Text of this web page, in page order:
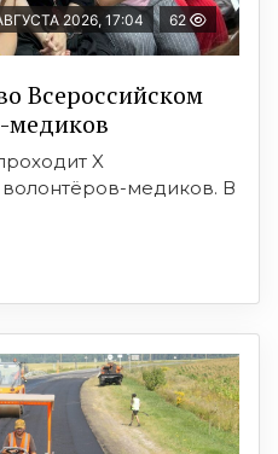
2026, 17:04 62
Всероссийском
медиков
X
медиков. В